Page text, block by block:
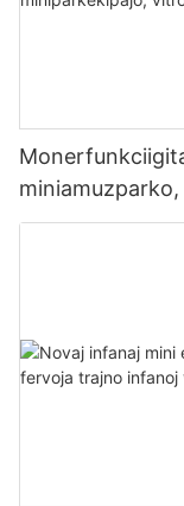
endoma parko,